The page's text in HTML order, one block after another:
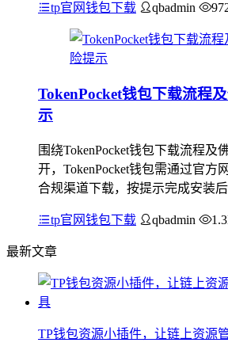
tp官网钱包下载 qbadmin
TokenPocket钱包下载流程
示
围绕TokenPocket钱包下载流程及
开，TokenPocket钱包需通过官方
合规渠道下载，按提示完成安装
tp官网钱包下载 qbadmin
最新文章
TP钱包资源小插件，让链上资源